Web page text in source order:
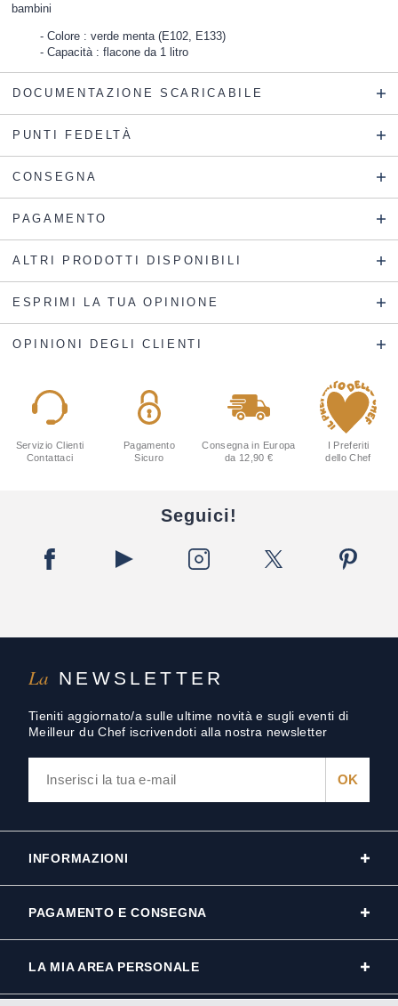
bambini
Colore : verde menta (E102, E133)
Capacità : flacone da 1 litro
DOCUMENTAZIONE SCARICABILE
PUNTI FEDELTÀ
CONSEGNA
PAGAMENTO
ALTRI PRODOTTI DISPONIBILI
ESPRIMI LA TUA OPINIONE
OPINIONI DEGLI CLIENTI
La NEWSLETTER
Tieniti aggiornato/a sulle ultime novità e sugli eventi di
Meilleur du Chef iscrivendoti alla nostra newsletter
Servizio Clienti
Contattaci
Pagamento
Sicuro
Consegna in Europa
da 12,90 €
I Preferiti
dello Chef
Seguici!
INFORMAZIONI
PAGAMENTO E CONSEGNA
LA MIA AREA PERSONALE